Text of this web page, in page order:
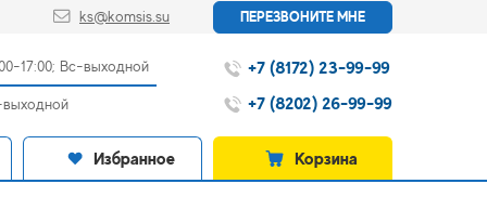
ks@komsis.su ПЕРЕЗВОНИТЕ МНЕ
17:00; Вс-выходной
+7 (8172) 23-99-99
+7 (8202) 26-99-99
Избранное Корзина